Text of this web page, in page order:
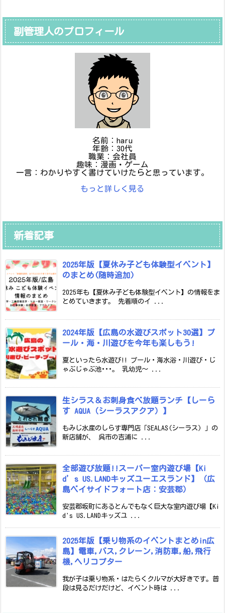
副管理人のプロフィール
名前：haru
年齢：30代
職業：会社員
趣味：漫画・ゲーム
一言：わかりやすく書けていけたらと思っています。
もっと詳しく見る
新着記事
2025年版【夏休み子ども体験型イベント】
のまとめ(随時追加)
2025年も【夏休み子ども体験型イベント】の情報をま
とめていきます。 先着順のイ ...
2024年版【広島の水遊びスポット30選】プ
ール・海・川遊びを今年も楽しもう!
夏といったら水遊び!! プール・海水浴・川遊び・じ
ゃぶじゃぶ池･･･。 乳幼児～ ...
生シラス＆お刺身食べ放題ランチ【しーら
す AQUA（シーラスアクア）】
もみじ水産のしらす専門店「SEALAS(シーラス) 」の
新店舗が、 呉市の吉浦に ...
全部遊び放題!!スーパー室内遊び場【Ki
d’s US.LANDキッズユーエスランド】（広
島ベイサイドフォート店：安芸郡）
安芸郡坂町にあるとんでもなく巨大な室内遊び場【Ki
d's US.LANDキッズユ ...
2025年版【乗り物系のイベントまとめin広
島】電車,バス,クレーン,消防車,船,飛行
機,ヘリコプター
我が子は乗り物系・はたらくクルマが大好きです。普
段は見るだけだけど、イベント時は ...